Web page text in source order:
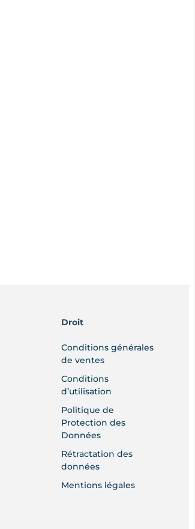
Droit
Conditions générales
de ventes
Conditions
d’utilisation
Politique de
Protection des
Données
Rétractation des
données
Mentions légales